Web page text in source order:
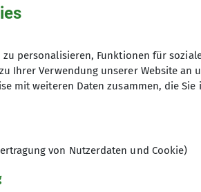
9
personalisieren, Funktionen für
Ihrer Verwendung unserer Website an
mit weiteren Daten zusammen, die
von Nutzerdaten und Cookie)